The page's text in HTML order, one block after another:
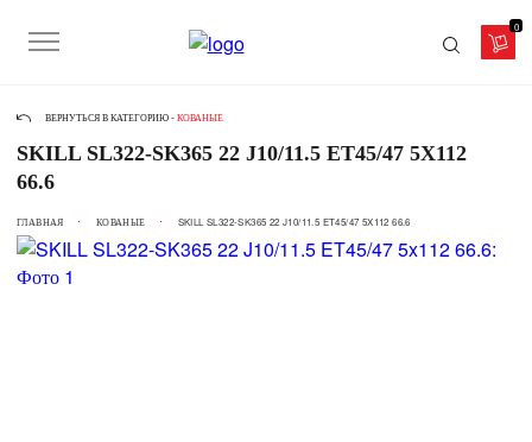
0
ВЕРНУТЬСЯ В КАТЕГОРИЮ - КОВАНЫЕ
SKILL SL322-SK365 22 J10/11.5 ET45/47 5X112
66.6
ГЛАВНАЯ КОВАНЫЕ SKILL SL322-SK365 22 J10/11.5 ET45/47 5X112 66.6